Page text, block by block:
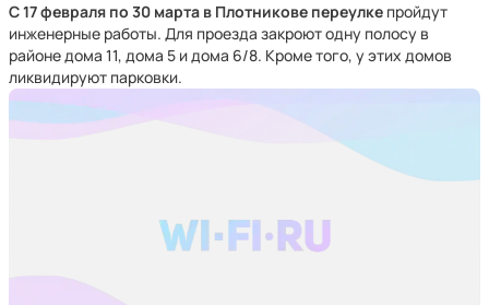
С 17 февраля по 30 марта в Плотникове переулке пройдут
инженерные работы. Для проезда закроют одну полосу в
районе дома 11, дома 5 и дома 6/8. Кроме того, у этих домов
ликвидируют парковки.